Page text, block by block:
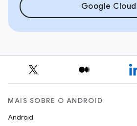
Google Cloud
MAIS SOBRE O ANDROID
Android